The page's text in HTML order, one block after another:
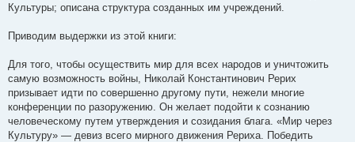
Культуры; описана структура созданных им учреждений.
Приводим выдержки из этой книги:
Для того, чтобы осуществить мир для всех народов и уничтожить
самую возможность войны, Николай Константинович Рерих
призывает идти по совершенно другому пути, нежели многие
конференции по разоружению. Он желает подойти к сознанию
человеческому путем утверждения и созидания блага. «Мир через
Культуру» — девиз всего мирного движения Рериха. Победить